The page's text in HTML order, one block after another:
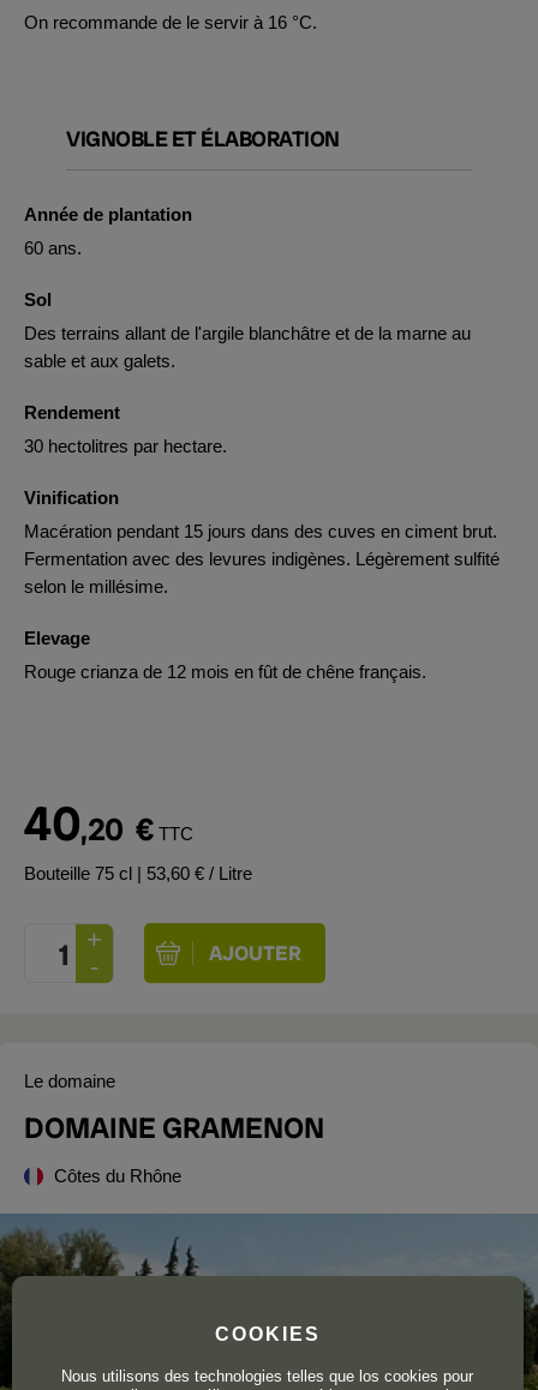
On recommande de le servir à 16 °C.
VIGNOBLE ET ÉLABORATION
Année de plantation
60 ans.
Sol
Des terrains allant de l'argile blanchâtre et de la marne au
sable et aux galets.
Rendement
30 hectolitres par hectare.
Vinification
Macération pendant 15 jours dans des cuves en ciment brut.
Fermentation avec des levures indigènes. Légèrement sulfité
selon le millésime.
Elevage
Rouge crianza de 12 mois en fût de chêne français.
40,20 € TTC
Bouteille 75 cl | 53,60 € / Litre
Le domaine
DOMAINE GRAMENON
Côtes du Rhône
COOKIES
Nous utilisons des technologies telles que los cookies pour